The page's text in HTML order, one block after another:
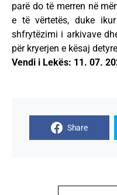
parë do të merren në
e të vërtetës, duke
shfrytëzimi i arkivave
për kryerjen e kësaj
Vendi i Lekës: 11. 07.
Share